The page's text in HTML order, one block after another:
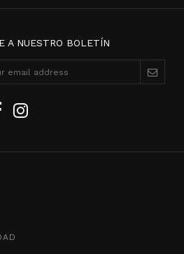
A NUESTRO BOLETÍN